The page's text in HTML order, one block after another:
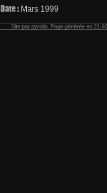
Date : Mars 1999
Site par pyrollo . Page générée en